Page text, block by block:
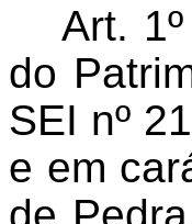
Art.
do
SEI nº
e em